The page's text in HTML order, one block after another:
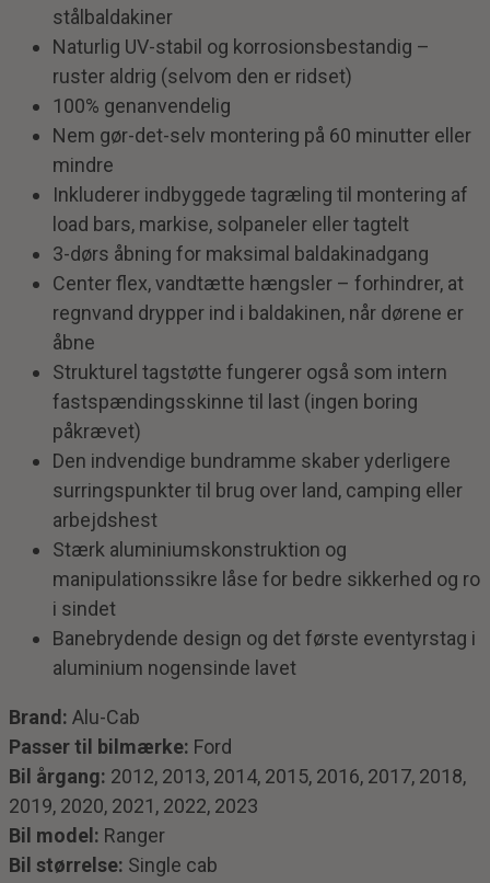
stålbaldakiner
Naturlig UV-stabil og korrosionsbestandig –
ruster aldrig (selvom den er ridset)
100% genanvendelig
Nem gør-det-selv montering på 60 minutter eller
mindre
Inkluderer indbyggede tagræling til montering af
load bars, markise, solpaneler eller tagtelt
3-dørs åbning for maksimal baldakinadgang
Center flex, vandtætte hængsler – forhindrer, at
regnvand drypper ind i baldakinen, når dørene er
åbne
Strukturel tagstøtte fungerer også som intern
fastspændingsskinne til last (ingen boring
påkrævet)
Den indvendige bundramme skaber yderligere
surringspunkter til brug over land, camping eller
arbejdshest
Stærk aluminiumskonstruktion og
manipulationssikre låse for bedre sikkerhed og ro
i sindet
Banebrydende design og det første eventyrstag i
aluminium nogensinde lavet
Brand: Alu-Cab
Passer til bilmærke: Ford
Bil årgang: 2012, 2013, 2014, 2015, 2016, 2017, 2018,
2019, 2020, 2021, 2022, 2023
Bil model: Ranger
Bil størrelse: Single cab